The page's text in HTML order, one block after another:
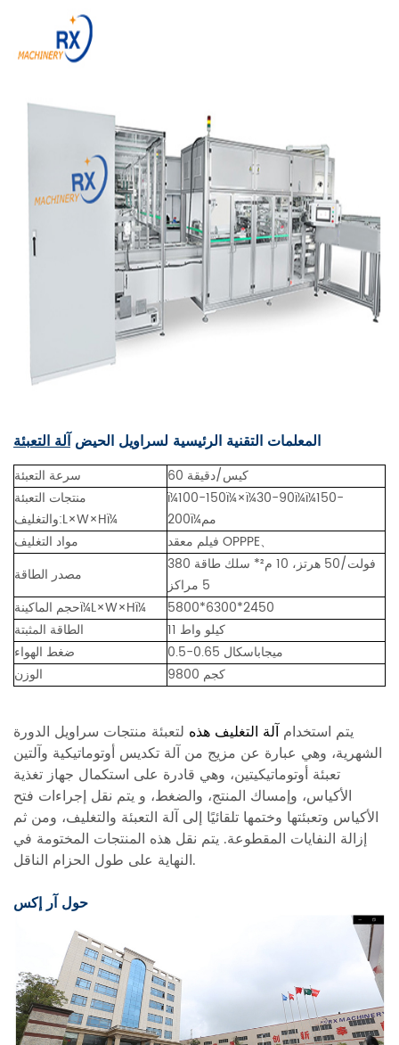
المعلمات التقنية الرئيسية لسراويل الحيضآلة التعبئة
سرعة التعبئة
60 كيس/دقيقة
منتجات التعبئة
والتغليف:L×W×Hï¼
ï¼100-150ï¼×ï¼30-90ï¼ï¼150-
200ï¼مم
مواد التغليف
فيلم معقد OPPPE、
مصدر الطاقة
380 فولت/50 هرتز، 10 م²* سلك طاقة
5 مراكز
حجم الماكينةï¼L×W×Hï¼
5800*6300*2450
الطاقة المثبتة
11 كيلو واط
ضغط الهواء
0.5-0.65 ميجاباسكال
الوزن
9800 كجم
يتم استخدامآلة التغليف هذه لتعبئة منتجات سراويل الدورة
الشهرية، وهي عبارة عن مزيج من آلة تكديس أوتوماتيكية وآلتين
تعبئة أوتوماتيكيتين، وهي قادرة على استكمال جهاز تغذية
الأكياس، وإمساك المنتج، والضغط، و يتم نقل إجراءات فتح
الأكياس وتعبئتها وختمها تلقائيًا إلى آلة التعبئة والتغليف، ومن ثم
إزالة النفايات المقطوعة. يتم نقل هذه المنتجات المختومة في
النهاية على طول الحزام الناقل.
حول آر إكس